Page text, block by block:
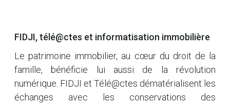
FIDJI, télé@ctes et informatisation immobilière
Le patrimoine immobilier, au cœur du droit de la
famille, bénéficie lui aussi de la révolution
numérique. FIDJI et Télé@ctes dématérialisent les
échanges avec les conservations des